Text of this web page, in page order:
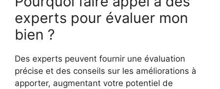
experts pour évaluer mon
bien ?
Des experts peuvent fournir une évaluation
précise et des conseils sur les améliorations à
apporter, augmentant votre potentiel de